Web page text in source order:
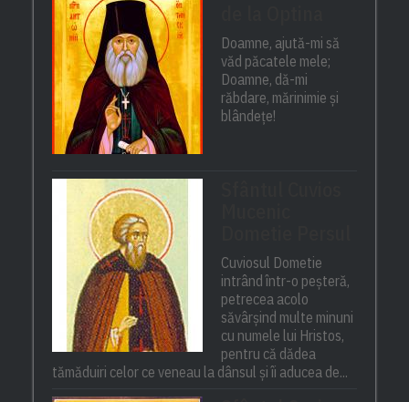
Doamne, ajută-mi să
văd păcatele mele;
Doamne, dă-mi
răbdare, mărinimie şi
blândeţe!
Cuviosul Dometie
intrând într-o peșteră,
petrecea acolo
săvârșind multe minuni
cu numele lui Hristos,
pentru că dădea
tămăduiri celor ce veneau la dânsul și îi aducea de...